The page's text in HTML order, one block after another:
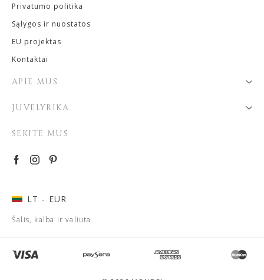
Privatumo politika
Sąlygos ir nuostatos
EU projektas
Kontaktai
APIE MUS
JUVELYRIKA
SEKITE MUS
LT - EUR
Šalis, kalba ir valiuta